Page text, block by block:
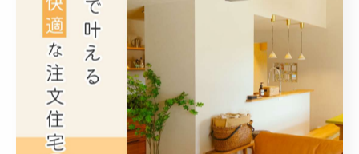
に、着工前の最終確認として重要事項説明は欠かせない
過程となります。
費用内訳と支払い条件の透明化で安心な資金計画を立
てる